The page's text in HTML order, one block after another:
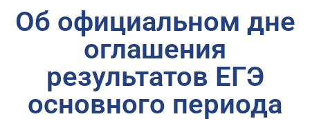
Об официальном дне
оглашения
результатов ЕГЭ
основного периода